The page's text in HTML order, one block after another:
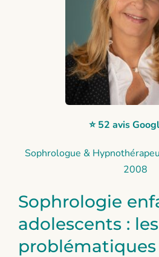
⭐ 52 avis
Sophrologue &
2008
Sophrologie
adolescents : les
problématiques